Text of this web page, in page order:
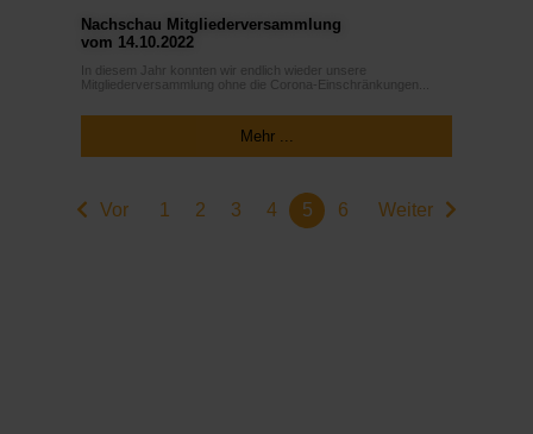
Nachschau Mitgliederversammlung
vom 14.10.2022
In diesem Jahr konnten wir endlich wieder unsere
Mitgliederversammlung ohne die Corona-Einschränkungen...
Mehr ...
Vor 1 2 3 4 5 6 Weiter